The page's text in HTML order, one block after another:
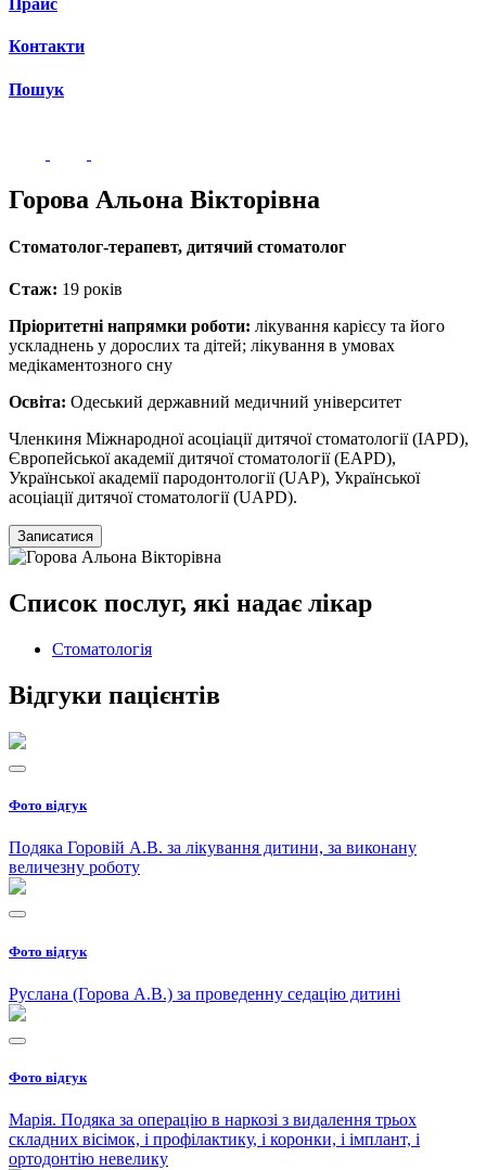
Прайс
Контакти
Пошук
Горова Альона Вікторівна
Стоматолог-терапевт, дитячий стоматолог
Стаж: 19 років
Пріоритетні напрямки роботи: лікування карієсу та його
ускладнень у дорослих та дітей; лікування в умовах
медікаментозного сну
Освіта: Одеський державний медичний університет
Членкиня Міжнародної асоціації дитячої стоматології (IAPD),
Європейської академії дитячої стоматології (EAPD),
Української академії пародонтології (UAP), Української
асоціації дитячої стоматології (UAPD).
Записатися
Список послуг, які надає лікар
Стоматологiя
Відгуки пацієнтів
Фото відгук
Подяка Горовій А.В. за лікування дитини, за виконану
величезну роботу
Фото відгук
Руслана (Горова А.В.) за проведенну седацію дитині
Фото відгук
Марія. Подяка за операцію в наркозі з видалення трьох
складних вісімок, і профілактику, і коронки, і імплант, і
ортодонтію невелику